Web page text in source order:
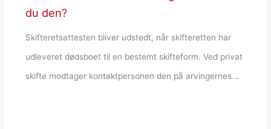
du den?
Skifteretsattesten bliver udstedt, når skifteretten har
udleveret dødsboet til en bestemt skifteform. Ved privat
skifte modtager kontaktpersonen den på arvingernes…